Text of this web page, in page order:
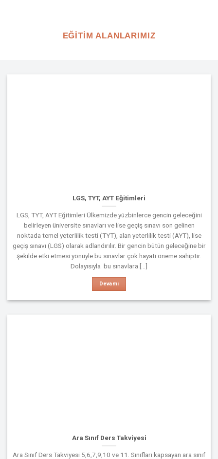
EĞİTİM ALANLARIMIZ
LGS, TYT, AYT Eğitimleri
LGS, TYT, AYT Eğitimleri Ülkemizde yüzbinlerce gencin geleceğini
belirleyen üniversite sınavları ve lise geçiş sınavı son gelinen
noktada temel yeterlilik testi (TYT), alan yeterlilik testi (AYT), lise
geçiş sınavı (LGS) olarak adlandırılır. Bir gencin bütün geleceğine bir
şekilde etki etmesi yönüyle bu sınavlar çok hayati öneme sahiptir.
Dolayısıyla bu sınavlara [...]
Devamı
Ara Sınıf Ders Takviyesi
Ara Sınıf Ders Takviyesi 5,6,7,9,10 ve 11. Sınıfları kapsayan ara sınıf